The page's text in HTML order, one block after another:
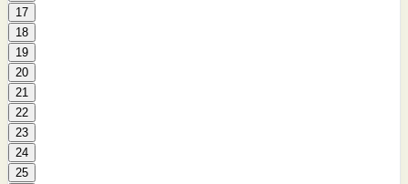
17
18
19
20
21
22
23
24
25